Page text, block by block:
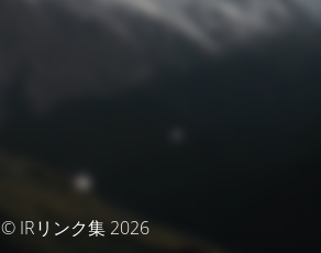
© IRリンク集 2026